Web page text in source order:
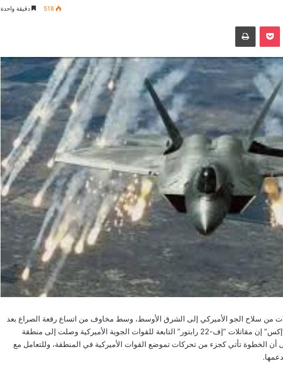
518 دقيقة واحدة
‫Pocket طباعة
من سلاح الجو الأميركي إلى الشرق الأوسط، وسط مخاوف من اتساع رقعة الصراع بعد
تهديدات إيران. وقالت القيادة في تغريدة على “إكس” إن مقاتلات “إف-22 رابتور” التابعة للقوات الجوية الأميركية وصلت إلى منطقة
أن الخطوة تأتي كجزء من تحركات تموضع القوات الأميركية في المنطقة، وللتعامل مع